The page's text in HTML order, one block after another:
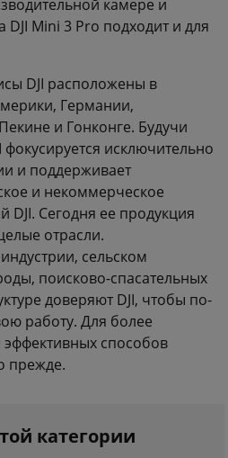
камере и
Mini 3 Pro подходит и для
DJI расположены в
Германии,
и Гонконге. Будучи
исключительно
и поддерживает
и некоммерческое
DJI. Сегодня ее продукция
отрасли.
сельском
поисково-спасательных
доверяют DJI, чтобы по-
работу. Для более
способов
прежде.
категории